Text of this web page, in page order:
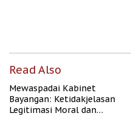
Read Also
Mewaspadai Kabinet
Bayangan: Ketidakjelasan
Legitimasi Moral dan